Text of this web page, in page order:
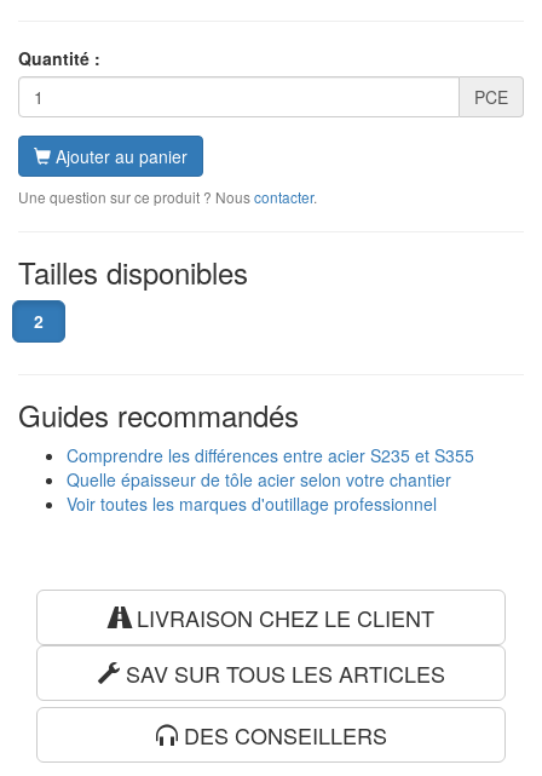
Quantité :
PCE
Ajouter au panier
Une question sur ce produit ? Nouscontacter.
Tailles disponibles
2
Guides recommandés
Comprendre les différences entre acier S235 et S355
Quelle épaisseur de tôle acier selon votre chantier
Voir toutes les marques d'outillage professionnel
LIVRAISON CHEZ LE CLIENT
SAV SUR TOUS LES ARTICLES
DES CONSEILLERS